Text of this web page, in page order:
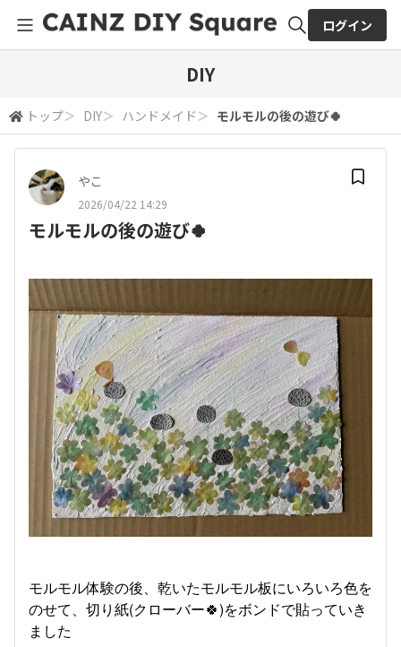
検索
ログイン
DIY
トップ＞ DIY＞ ハンドメイド ＞ モルモルの後の遊び🍀
やこ
2026/04/22 14:29
モルモルの後の遊び🍀
モルモル体験の後、乾いたモルモル板にいろいろ色を
のせて、切り紙(クローバー🍀)をボンドで貼っていき
ました